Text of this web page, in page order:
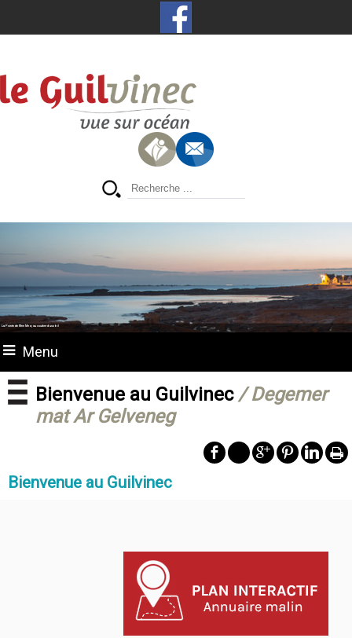
La Pointe de Men Meur, au coucher du soleil
Menu
Bienvenue au Guilvinec / Degemer
mat Ar Gelveneg
Bienvenue au Guilvinec